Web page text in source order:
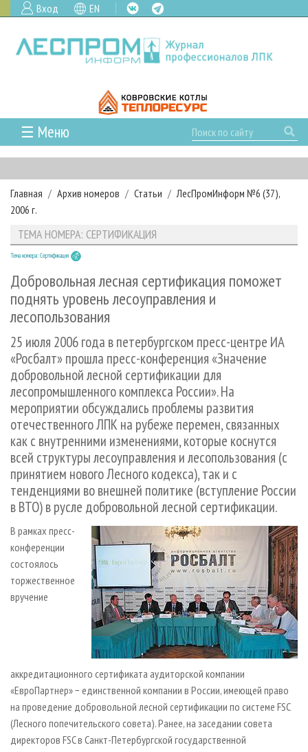
Вход EN
☰ Меню
ГЛАВНАЯ
РУБРИКИ И ТЕМЫ
РУБРИКИ ЖУРНАЛА
ЛЕСОЗАГОТОВКА
ДЕРЕВООБРАБОТКА
СУШКА ДРЕВЕСИНЫ
ПРОИЗВОДСТВО ДРЕВЕСНЫХ ПЛИТ
ДЕРЕВЯННОЕ ДОМОСТРОЕНИЕ
ПРОИЗВОДСТВО МЕБЕЛИ
БИОЭНЕРГЕТИКА
ЦБП
ИНСТРУМЕНТ И МАТЕРИАЛЫ
НОВОСТИ
НОВОСТИ ЛПК
НОВОСТИ ЖУРНАЛА
НОВОСТИ КОМПАНИЙ
ПРОЕКТЫ ЛПИ
АНАЛИТИКА
ПРЕДПРИЯТИЯ ЛПК
ЛЕСНЫЕ РЕГИОНЫ РОССИИ
ПЕРСОНЫ
МОБИЛЬНЫЕ ВЫСТАВКИ
ОФИЦИАЛЬНЫЕ ДЕЛЕГАЦИИ
ПРИОРИТЕТНЫЕ ИНВЕСТПРОЕКТЫ
RUSSIAN FORESTRY REVIEW
ГАЗЕТА ЛЕСПРОМФОРУМ
БИБЛИОТЕКА СПЕЦИАЛИСТА
АРХИВ
АРХИВ ЖУРНАЛОВ
СТАТЬИ
О ЖУРНАЛЕ
ПОДПИСКА
КОНТАКТЫ
РЕКЛАМОДАТЕЛЯМ
РЕКЛАМА
РЕКЛАМА НА САЙТЕ
Главная Архив номеров Статьи
ЛесПромИнформ №6 (37),
2006 г.
ТЕМА НОМЕРА: СЕРТИФИКАЦИЯ
Тема номера: Сертификация
Добровольная лесная сертификация поможет
поднять уровень лесоуправления и
лесопользования
25 июля 2006 года в петербургском пресс-центре ИА
«Росбалт» прошла пресс-конференция «Значение
добровольной лесной сертификации для
лесопромышленного комплекса России». На
мероприятии обсуждались проблемы развития
отечественного ЛПК на рубеже перемен, связанных
как с внутренними изменениями, которые коснутся
всей структуры лесоуправления и лесопользования (с
принятием нового Лесного кодекса), так и с
тенденциями во внешней политике (вступление России
в ВТО) в русле добровольной лесной сертификации.
В рамках пресс-
конференции
состоялось
торжественное
вручение
аккредитационного сертификата аудиторской компании
«ЕвроПартнер» − единственной компании в России, имеющей право
на проведение добровольной лесной сертификации по системе FSC
(Лесного попечительского совета). Ранее, на заседании совета
директоров FSC в Санкт-Петербургской государственной